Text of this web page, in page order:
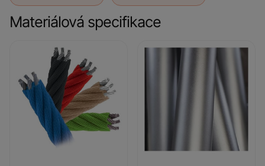
Materiálová specifikace